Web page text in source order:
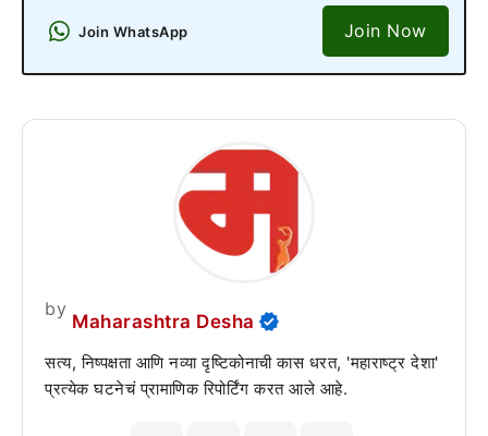
Join WhatsApp Join Now
by
Maharashtra Desha
सत्य, निष्पक्षता आणि नव्या दृष्टिकोनाची कास धरत, 'महाराष्ट्र देशा'
प्रत्येक घटनेचं प्रामाणिक रिपोर्टिंग करत आले आहे.